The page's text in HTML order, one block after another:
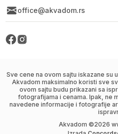
office@akvadom.rs
Sve cene na ovom sajtu iskazane su
Akvadom maksimalno koristi sve
ovom sajtu budu prikazani sa
fotografijama i cenama. Ipak, ne
navedene informacije i fotografije
Akvadom ©2026